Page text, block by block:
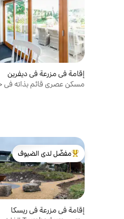
إقامة في مزرعة في ديفرين
مسكن عصري قائم بذاته في
من أبرز البيوت المفضّلة
مفضّل لدى الضيوف
إقامة في مزرعة في ريسكا